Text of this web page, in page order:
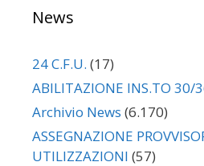
News
24 C.F.U. (17)
ABILITAZIONE INS.TO 30/
Archivio News (6.170)
ASSEGNAZIONE
UTILIZZAZIONI (57)